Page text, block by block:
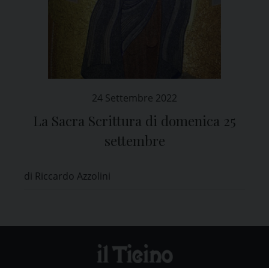
24 Settembre 2022
La Sacra Scrittura di domenica 25
settembre
di Riccardo Azzolini